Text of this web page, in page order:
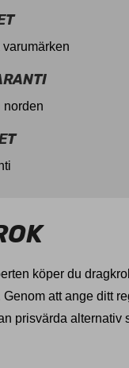
norden
köper du
att ange ditt
prisvärda alternativ